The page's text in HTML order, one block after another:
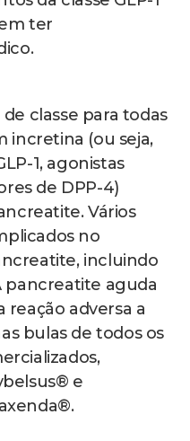
ter
classe para todas
incretina (ou seja,
1, agonistas
de DPP-4)
Vários
no
incluindo
pancreatite aguda
adversa a
bulas de todos os
e